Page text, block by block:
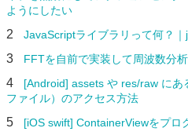
ようにしたい
2 JavaScriptライブラリって何？｜
3 FFTを自前で実装して周波数分析
4
[Android] assets や res/raw に
ファイル）のアクセス方法
5 [iOS swift] ContainerViewをプロ